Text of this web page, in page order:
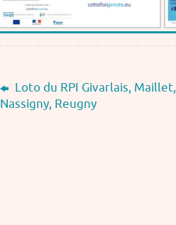
Loto du RPI Givarlais, Maillet,
Nassigny, Reugny